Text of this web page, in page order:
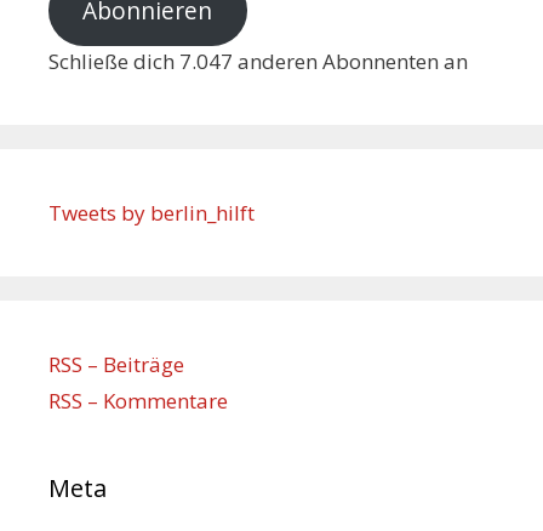
Abonnieren
Schließe dich 7.047 anderen Abonnenten an
Tweets by berlin_hilft
RSS – Beiträge
RSS – Kommentare
Meta